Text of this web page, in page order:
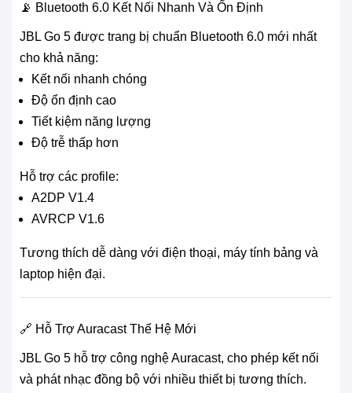
📡 Bluetooth 6.0 Kết Nối Nhanh Và Ổn Định
JBL Go 5 được trang bị chuẩn Bluetooth 6.0 mới nhất
cho khả năng:
Kết nối nhanh chóng
Độ ổn định cao
Tiết kiệm năng lượng
Độ trễ thấp hơn
Hỗ trợ các profile:
A2DP V1.4
AVRCP V1.6
Tương thích dễ dàng với điện thoại, máy tính bảng và
laptop hiện đại.
🔗 Hỗ Trợ Auracast Thế Hệ Mới
JBL Go 5 hỗ trợ công nghệ Auracast, cho phép kết nối
và phát nhạc đồng bộ với nhiều thiết bị tương thích.